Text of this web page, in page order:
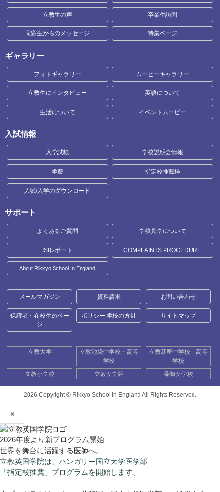
立教生の声 卒業生訪問
同窓生からのメッセージ 特集ページ
ギャラリー
フォトギャラリー ムービーギャラリー
立教生にインタビュー 英語について
生活について イベントムービー
入試情報
入学試験 学校説明会情報
学費 指定校推薦枠
入試/入学のダウンロード
サポート
よくあるご質問 学校見学について
ISIレポート COMPLAINTS PROCEDURE
About Rikkyo School In England
メールマガジン 資料請求 お問い合わせ
保護者・在校生のペー
ジ
ポリシー 学校の方針 サイトマップ
立教大学
立教池袋中学校・高等
学校
立教新座中学校・高等
学校
立教小学校
立教女学院 香蘭女学校
2026 Copyright © Rikkyo School In England All Rights Reserved.
×
2026年度より新プログラム開始
世界を舞台に活躍する医師へ。
立教英国学院は、ハンガリー国立大学医学部
「指定校推薦」プログラムを開始します。